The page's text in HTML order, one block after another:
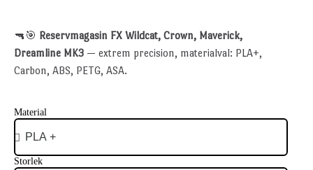
🔫🎯 Reservmagasin FX Wildcat, Crown, Maverick,
Dreamline MK3 — extrem precision, materialval: PLA+,
Carbon, ABS, PETG, ASA.
Material
Storlek